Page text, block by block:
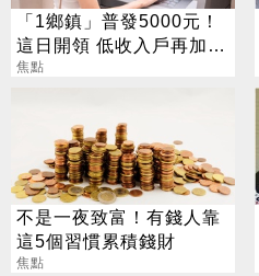
「1鄉鎮」普發5000元！
這日開領 低收入戶再加碼
2000元
焦點
不是一夜致富！有錢人靠
這5個習慣累積錢財
焦點